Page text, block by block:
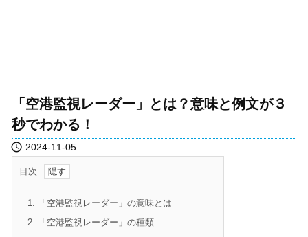
「空港監視レーダー」とは？意味と例文が３
秒でわかる！
 2024-11-05
目次
1. 「空港監視レーダー」の意味とは
2. 「空港監視レーダー」の種類